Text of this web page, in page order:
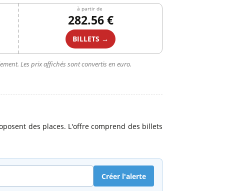
à partir de
282.56 €
BILLETS →
Les prix affichés sont convertis en euro.
des places. L'offre comprend des billets
Créer l'alerte